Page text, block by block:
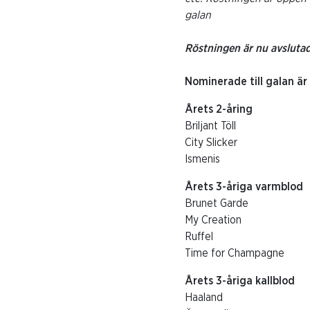
galan
Röstningen är nu
Nominerade till galan är
Årets 2-åring
Briljant Töll
City Slicker
Ismenis
Årets 3-åriga
Brunet Garde
My Creation
Ruffel
Time for Champagne
Årets 3-åriga kallblod
Haaland